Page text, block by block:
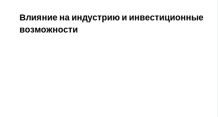
Влияние на индустрию и инвестиционные
возможности